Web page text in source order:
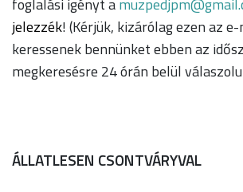
foglalási igényt a
jelezzék! (Kérjük, kizárólag ezen az
keressenek bennünket ebben az
megkeresésre 24 órán belül
ÁLLATLESEN CSONTVÁRYVAL